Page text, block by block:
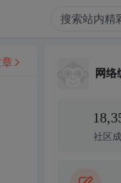
网络
社区